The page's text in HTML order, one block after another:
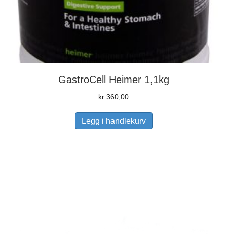
GastroCell Heimer 1,1kg
kr 360,00
Legg i handlekurv